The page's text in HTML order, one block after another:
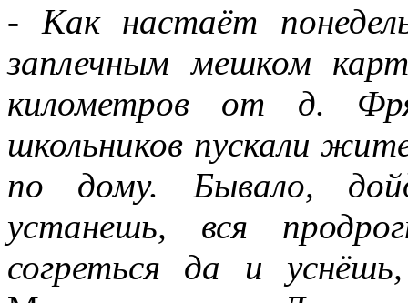
- Как настаёт
заплечным мешком
километров от д.
школьников пускали
по дому. Бывало,
устанешь, вся
согреться да и уснёшь,